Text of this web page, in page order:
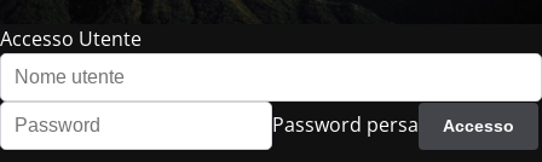
Accesso Utente
Password persa